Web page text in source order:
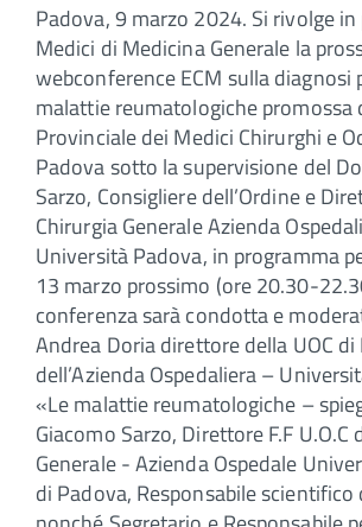
Padova, 9 marzo 2024. Si rivolge
Medici di Medicina Generale la
webconference ECM sulla diagnosi
malattie reumatologiche promossa
Provinciale dei Medici Chirurghi e
Padova sotto la supervisione del
Sarzo, Consigliere dell’Ordine e
Chirurgia Generale Azienda
Università Padova, in programma
13 marzo prossimo (ore 20.30-
conferenza sarà condotta e
Andrea Doria direttore della UOC
dell’Azienda Ospedaliera –
«Le malattie reumatologiche –
Giacomo Sarzo, Direttore F.F U.O.C
Generale - Azienda Ospedale
di Padova, Responsabile scientifico